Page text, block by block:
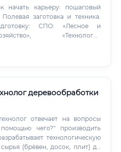
«Лесное и
«Технология
ВО: «Лесное дело»,
деревообработки
отвечает на вопросы
чего?" производить
технологическую
(брёвен, досок, плит) до